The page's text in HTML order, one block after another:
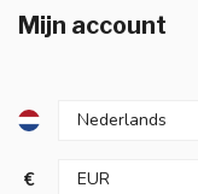
Mijn account
€